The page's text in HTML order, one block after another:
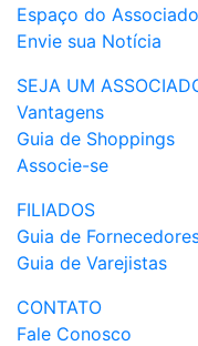
Espaço do Associado
Envie sua Notícia
SEJA UM
Vantagens
Guia de Shoppings
Associe-se
FILIADOS
Guia de
Guia de Varejistas
CONTATO
Fale Conosco